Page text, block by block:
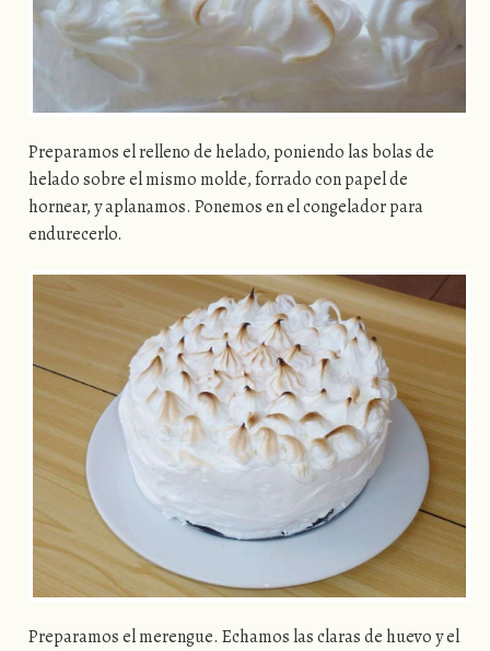
Preparamos el relleno de helado, poniendo las bolas de
helado sobre el mismo molde, forrado con papel de
hornear, y aplanamos. Ponemos en el congelador para
endurecerlo.
Preparamos el merengue. Echamos las claras de huevo y el